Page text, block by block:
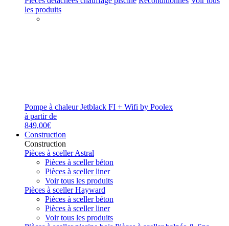
les produits
Pompe à chaleur Jetblack FI + Wifi by Poolex
à partir de
849,00€
Construction
Construction
Pièces à sceller Astral
Pièces à sceller béton
Pièces à sceller liner
Voir tous les produits
Pièces à sceller Hayward
Pièces à sceller béton
Pièces à sceller liner
Voir tous les produits